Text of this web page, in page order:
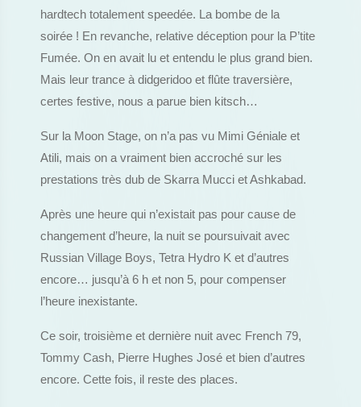
hardtech totalement speedée. La bombe de la
soirée ! En revanche, relative déception pour la P’tite
Fumée. On en avait lu et entendu le plus grand bien.
Mais leur trance à didgeridoo et flûte traversière,
certes festive, nous a parue bien kitsch…
Sur la Moon Stage, on n’a pas vu Mimi Géniale et
Atili, mais on a vraiment bien accroché sur les
prestations très dub de Skarra Mucci et Ashkabad.
Après une heure qui n’existait pas pour cause de
changement d’heure, la nuit se poursuivait avec
Russian Village Boys, Tetra Hydro K et d’autres
encore… jusqu’à 6 h et non 5, pour compenser
l’heure inexistante.
Ce soir, troisième et dernière nuit avec French 79,
Tommy Cash, Pierre Hughes José et bien d’autres
encore. Cette fois, il reste des places.